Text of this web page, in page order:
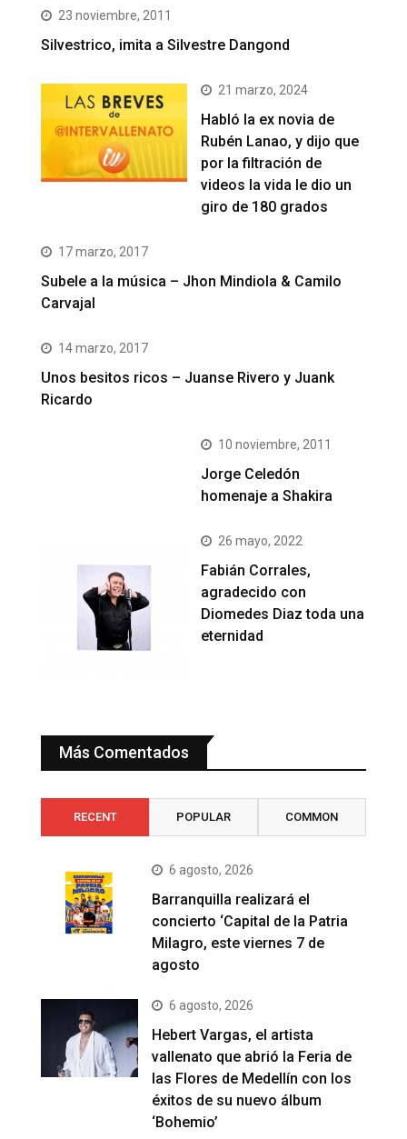
23 noviembre, 2011
Silvestrico, imita a Silvestre Dangond
21 marzo, 2024
Habló la ex novia de
Rubén Lanao, y dijo que
por la filtración de
videos la vida le dio un
giro de 180 grados
17 marzo, 2017
Subele a la música – Jhon Mindiola & Camilo
Carvajal
14 marzo, 2017
Unos besitos ricos – Juanse Rivero y Juank
Ricardo
10 noviembre, 2011
Jorge Celedón
homenaje a Shakira
26 mayo, 2022
Fabián Corrales,
agradecido con
Diomedes Diaz toda una
eternidad
Más Comentados
RECENT POPULAR COMMON
6 agosto, 2026
Barranquilla realizará el
concierto ‘Capital de la Patria
Milagro, este viernes 7 de
agosto
6 agosto, 2026
Hebert Vargas, el artista
vallenato que abrió la Feria de
las Flores de Medellín con los
éxitos de su nuevo álbum
‘Bohemio’